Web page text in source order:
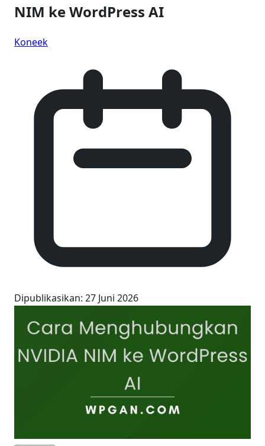
NIM ke WordPress AI
Koneek
Dipublikasikan: 27 Juni 2026